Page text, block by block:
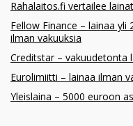
Rahalaitos.fi vertailee
Fellow Finance – lainaa
ilman vakuuksia
Creditstar – vakuudetonta
Eurolimiitti – lainaa ilman
Yleislaina – 5000 euroon